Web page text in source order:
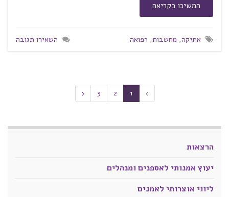
המשיכו בקריאה
אתיקה, מחשבות, רפואה השאירו תגובה
1
2
3
הרצאות
יעוץ אמנותי לאספנים ומנהלים
ליווי אוצרותי לאמנים